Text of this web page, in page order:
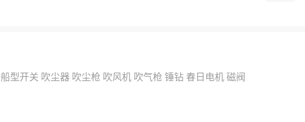
船型开关 吹尘器 吹尘枪 吹风机 吹气枪 锤钻 春日电机 磁阀